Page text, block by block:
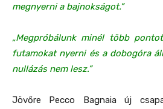
megnyerni a bajnokságot.”
„Megpróbálunk minél több
futamokat nyerni és a dobogóra
nullázás nem lesz.”
Jövőre Pecco Bagnaia új